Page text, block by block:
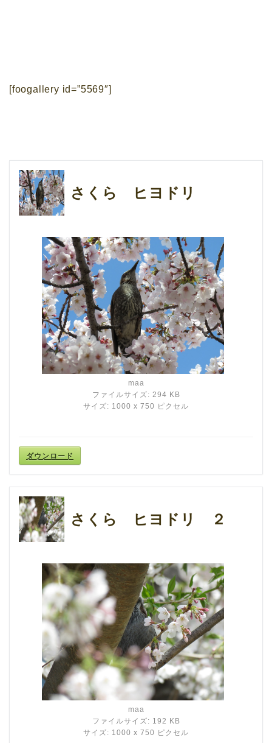
[foogallery id=”5569″]
さくら ヒヨドリ
maa
ファイルサイズ: 294 KB
サイズ: 1000 x 750 ピクセル
ダウンロード
さくら ヒヨドリ ２
maa
ファイルサイズ: 192 KB
サイズ: 1000 x 750 ピクセル